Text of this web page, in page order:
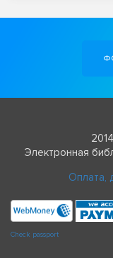
Электронная
Оплата,
Check passport